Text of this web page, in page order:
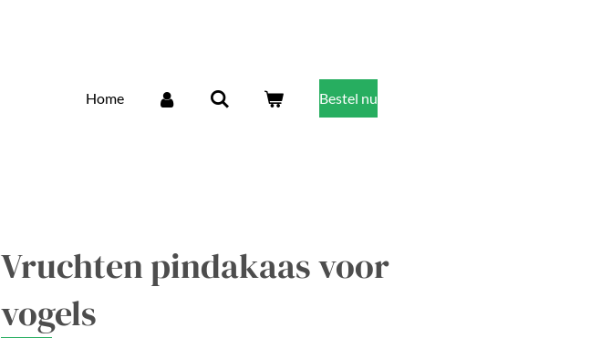
Home Bestel nu
Vruchten pindakaas voor
vogels